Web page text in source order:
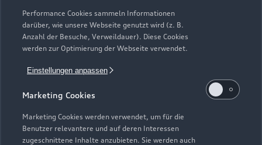
Performance Cookies sammeln Informationen
darüber, wie unsere Webseite genutzt wird (z. B.
Anzahl der Besuche, Verweildauer). Diese Cookies
werden zur Optimierung der Webseite verwendet.
Einstellungen anpassen
Marketing Cookies
Marketing Cookies werden verwendet, um für die
Benutzer relevantere und auf deren Interessen
zugeschnittene Inhalte anzubieten. Sie werden auch
Die Auszeichnung Audi Top Service Partner 2026 wurde von
der AUDI AG unter Ausschluss Dritter nach festgelegten
Kriterien an ausgewählte Audi Partnerunternehmen vergeben.
Kundenloyalisierung, ein digitales Format zur
Terminvereinbarung sowie die zeitnahe Abarbeitung von
Kundenanliegen. Mitarbeiter_innen dieser Betriebe sind
sowohl im technischen Bereich als auch in der
Kundenbetreuung besonders ausgebildet und qualifiziert.